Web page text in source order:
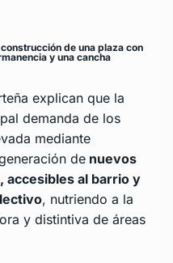
de una plaza con
y una cancha
explican que la
demanda de los
mediante
de nuevos
accesibles al barrio y
, nutriendo a la
y distintiva de áreas